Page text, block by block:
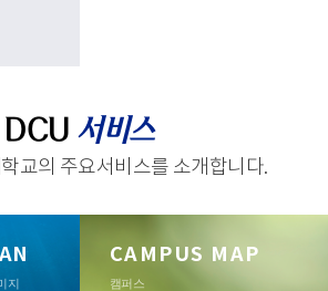
DCU 서비스
교의 주요서비스를 소개합니다.
지
CAMPUS MAP
캠퍼스